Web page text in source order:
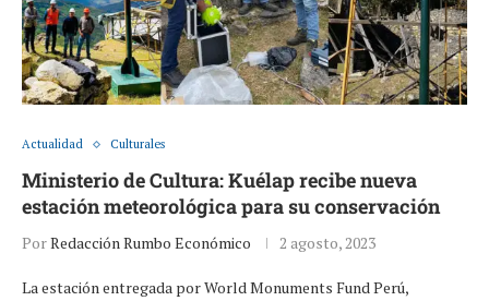
Actualidad Culturales
Ministerio de Cultura: Kuélap recibe nueva
estación meteorológica para su conservación
PorRedacción Rumbo Económico 2 agosto, 2023
La estación entregada por World Monuments Fund Perú,